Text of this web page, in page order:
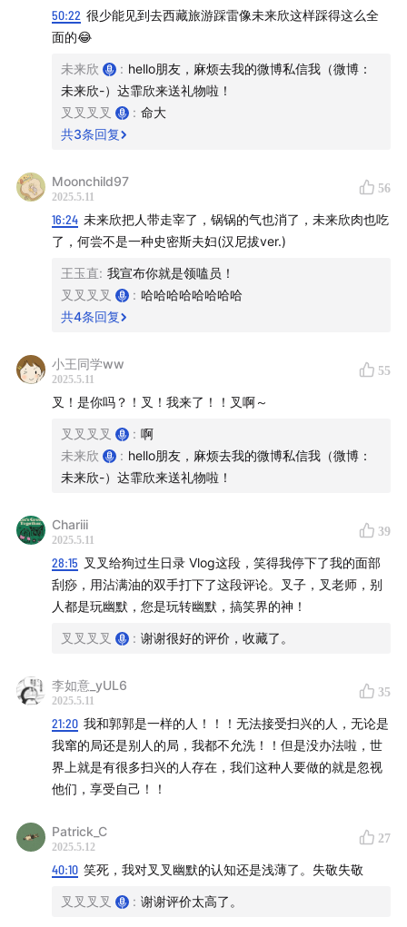
【2%浓度专属优惠】→【链接】
购买人群建议:女性首选，适合防脱及头皮敏感人群，温和
不刺激;
购买人群建议:男性首选，适合中重度脱发人群，清爽不油
shownotes：
喜提金主妈妈达霏欣返场
02:02 主播各自的旅行目的地偏好
旅行中是特种兵还是酒店躺
29:41
主播旅行故事大分享开心part（危险桥段大家不能
模仿，注意安全
还有一些奇葩的旅行故事（这里也不建议模仿，大
家注意安全
55:35 旅行还有一些小怪癖
50:22 很少能见到去西藏旅游踩雷像未来欣这样踩得这么全
面的😂
未来欣 : hello朋友，麻烦去我的微博私信我（微博：
未来欣-）达霏欣来送礼物啦！
叉叉叉叉
: 命大
共3条回复
Moonchild97
2025.5.11
56
16:24 未来欣把人带走宰了，锅锅的气也消了，未来欣肉也吃
了，何尝不是一种史密斯夫妇(汉尼拔ver.)
王玉直: 我宣布你就是领嗑员！
叉叉叉叉
: 哈哈哈哈哈哈哈哈
共4条回复
小王同学ww
2025.5.11
55
叉！是你吗？！叉！我来了！！叉啊～
叉叉叉叉 : 啊
未来欣
: hello朋友，麻烦去我的微博私信我（微博：
未来欣-）达霏欣来送礼物啦！
Chariii
2025.5.11
39
28:15 叉叉给狗过生日录 Vlog这段，笑得我停下了我的面部
刮痧，用沾满油的双手打下了这段评论。叉子，叉老师，别
人都是玩幽默，您是玩转幽默，搞笑界的神！
叉叉叉叉 : 谢谢很好的评价，收藏了。
李如意_yUL6
2025.5.11
35
21:20 我和郭郭是一样的人！！！无法接受扫兴的人，无论是
我窜的局还是别人的局，我都不允洗！！但是没办法啦，世
界上就是有很多扫兴的人存在，我们这种人要做的就是忽视
他们，享受自己！！
Patrick_C
2025.5.12
27
40:10 笑死，我对叉叉幽默的认知还是浅薄了。失敬失敬
叉叉叉叉 : 谢谢评价太高了。